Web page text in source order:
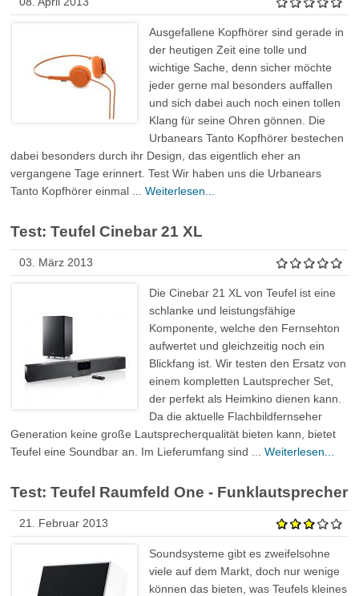
Ausgefallene Kopfhörer sind gerade in
der heutigen Zeit eine tolle und
wichtige Sache, denn sicher möchte
jeder gerne mal besonders auffallen
und sich dabei auch noch einen tollen
Klang für seine Ohren gönnen. Die
Urbanears Tanto Kopfhörer bestechen
dabei besonders durch ihr Design, das eigentlich eher an
vergangene Tage erinnert. Test Wir haben uns die Urbanears
Tanto Kopfhörer einmal ...Weiterlesen...
Test: Teufel Cinebar 21 XL
03. März 2013
Die Cinebar 21 XL von Teufel ist eine
schlanke und leistungsfähige
Komponente, welche den Fernsehton
aufwertet und gleichzeitig noch ein
Blickfang ist. Wir testen den Ersatz von
einem kompletten Lautsprecher Set,
der perfekt als Heimkino dienen kann.
Da die aktuelle Flachbildfernseher
Generation keine große Lautsprecherqualität bieten kann, bietet
Teufel eine Soundbar an. Im Lieferumfang sind ...Weiterlesen...
Test: Teufel Raumfeld One - Funklautsprecher
21. Februar 2013
Soundsysteme gibt es zweifelsohne
viele auf dem Markt, doch nur wenige
können das bieten, was Teufels kleines